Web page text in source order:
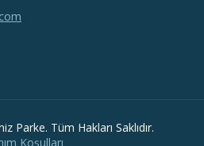
Parke. Tüm Hakları Saklıdır.
Koşulları